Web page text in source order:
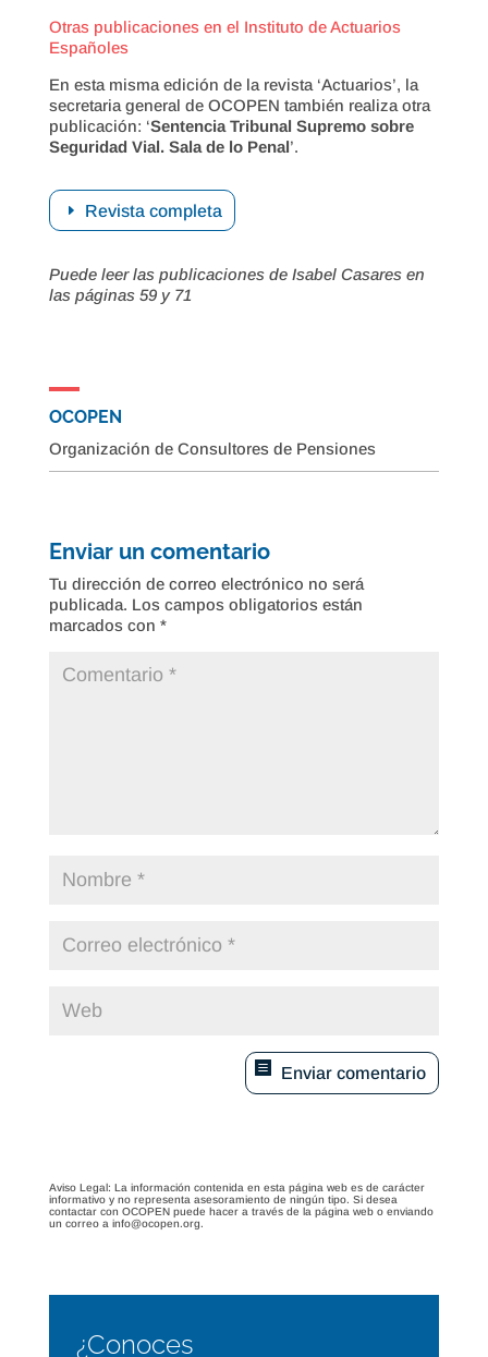
Otras publicaciones en el Instituto de Actuarios
Españoles
En esta misma edición de la revista ‘Actuarios’, la
secretaria general de OCOPEN también realiza otra
publicación: ‘Sentencia Tribunal Supremo sobre
Seguridad Vial. Sala de lo Penal’.
Revista completa
Puede leer las publicaciones de Isabel Casares en
las páginas 59 y 71
OCOPEN
Organización de Consultores de Pensiones
Enviar un comentario
Tu dirección de correo electrónico no será
publicada. Los campos obligatorios están
marcados con *
Enviar comentario
Aviso Legal: La información contenida en esta página web es de carácter
informativo y no representa asesoramiento de ningún tipo. Si desea
contactar con OCOPEN puede hacer a través de la página web o enviando
un correo a info@ocopen.org.
¿Conoces